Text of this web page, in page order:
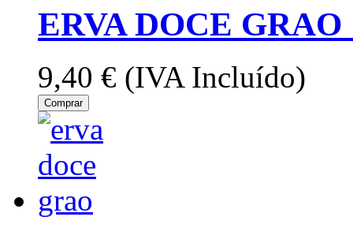
ERVA DOCE
9,40 € (IVA Incluído)
Comprar